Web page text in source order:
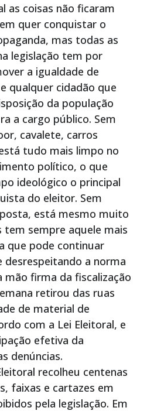
as coisas não ficaram
quer conquistar o
mas todas as
legislação tem por
a igualdade de
qualquer cidadão que
da população
a cargo público. Sem
cavalete, carros
tudo mais limpo no
político, o que
ideológico o principal
do eleitor. Sem
está mesmo muito
tem sempre aquele mais
que pode continuar
desrespeitando a norma
mão firma da fiscalização
retirou das ruas
de material de
com a Lei Eleitoral, e
efetiva da
denúncias.
recolheu centenas
faixas e cartazes em
pela legislação. Em